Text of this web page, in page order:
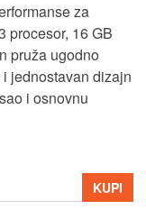
za
procesor, 16 GB
pruža ugodno
jednostavan dizajn
i osnovnu
KUPI